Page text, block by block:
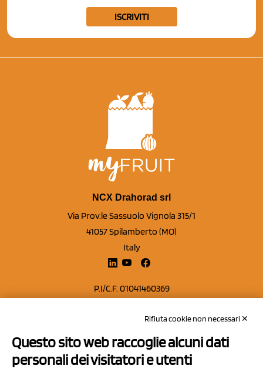
ISCRIVITI
NCX Drahorad srl
Via Prov.le Sassuolo Vignola 315/1
41057 Spilamberto (MO)
Italy
P.I/C.F. 01041460369
Capitale sociale Euro 50.000,00 i.v.
Contatti
Rifiuta cookie non necessari ✕
Questo sito web raccoglie alcuni dati
personali dei visitatori e utenti